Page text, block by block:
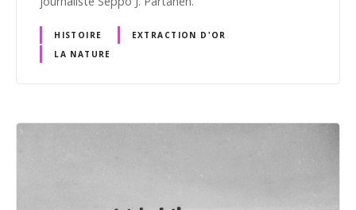
HISTOIRE
EXTRACTION D'OR
LA NATURE